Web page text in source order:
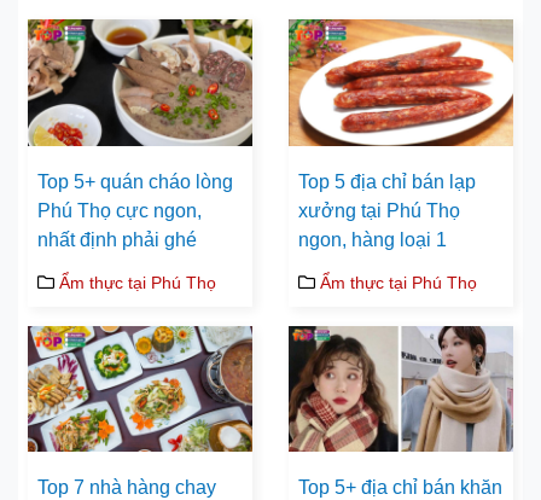
Top 5+ quán cháo lòng
Phú Thọ cực ngon,
nhất định phải ghé
Ẩm thực tại Phú Thọ
Top 5 địa chỉ bán lạp
xưởng tại Phú Thọ
ngon, hàng loại 1
Ẩm thực tại Phú Thọ
Top 7 nhà hàng chay
Top 5+ địa chỉ bán khăn